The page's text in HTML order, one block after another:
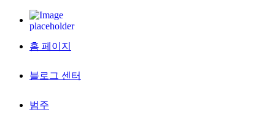
홈 페이지
블로그 센터
범주